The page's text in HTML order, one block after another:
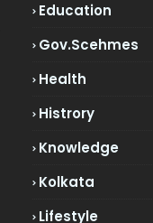
Education
Gov.scehmes
Health
Histrory
Knowledge
Kolkata
Lifestyle